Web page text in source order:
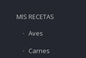
MIS RECETAS
Aves
Carnes